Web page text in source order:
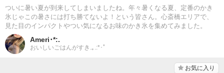
ついに暑い夏が到来してしまいましたね。年々暑くなる夏、定番のかき
氷じゃこの暑さには打ち勝てないよ！という皆さん。心斎橋エリアで、
見た目のインパクトやつい気になるお味のかき氷を集めてみました。
Ameri･*:.
おいしいごはんがすき.｡.:*･ﾟ
お気に入り